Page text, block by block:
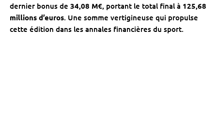
dernier bonus de 34,08 M€, portant le total final à 125,68
millions d’euros. Une somme vertigineuse qui propulse
cette édition dans les annales financières du sport.